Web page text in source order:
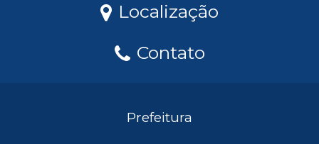
Localização
Contato
Prefeitura